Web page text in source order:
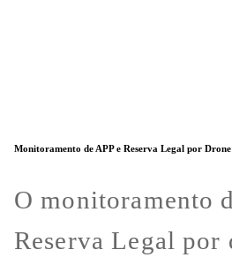
Monitoramento de APP e Reserva Legal por Drone
O monitoramento
Reserva Legal por